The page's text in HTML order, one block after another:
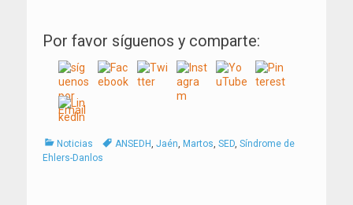
Por favor síguenos y comparte:
Categorías
Noticias TagsANSEDH, Jaén, Martos, SED, Síndrome de
Ehlers-Danlos